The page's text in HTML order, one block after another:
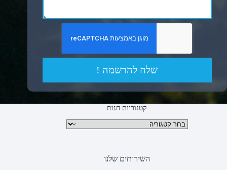
שלח להרשמה !
קטגוריות חנות
קטגוריות מוצרים
השירותים שלנו